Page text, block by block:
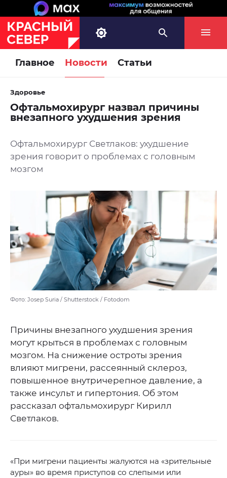
Главное Новости Статьи
Здоровье
Офтальмохирург назвал причины
внезапного ухудшения зрения
Офтальмохирург Светлаков: ухудшение
зрения говорит о проблемах с головным
мозгом
Фото: Josep Suria / Shutterstock / Fotodom
Причины внезапного ухудшения зрения
могут крыться в проблемах с головным
мозгом. На снижение остроты зрения
влияют мигрени, рассеянный склероз,
повышенное внутричерепное давление, а
также инсульт и гипертония. Об этом
рассказал офтальмохирург Кирилл
Светлаков.
«При мигрени пациенты жалуются на «зрительные
ауры» во время приступов со слепыми или